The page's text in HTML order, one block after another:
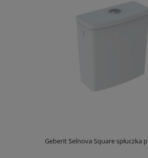
Geberit Selnova Square spłuczka